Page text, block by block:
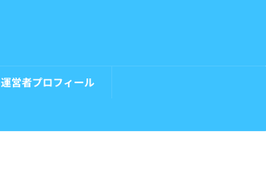
運営者プロフィール